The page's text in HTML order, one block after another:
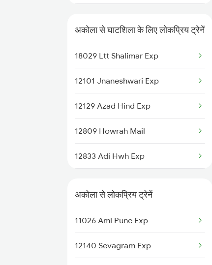
Akola to Jalna Trains
Akola to Jamnagar Trains
Akola to Jammu Trains
Akola to Jhansi Trains
अकोला से घाटशिला के लिए लोकप्रिय ट्रेनें
18029 Ltt Shalimar Exp
12101 Jnaneshwari Exp
12129 Azad Hind Exp
12809 Howrah Mail
12833 Adi Hwh Exp
अकोला से लोकप्रिय ट्रेनें
11026 Ami Pune Exp
12140 Sevagram Exp